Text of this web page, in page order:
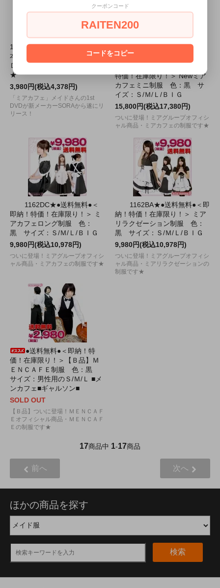
1266G▲●送料無料●【即納・
本店在庫限定】 今田なおＤＶ
Ｄ「ＢＡＢＹ」★サイン入り
★
3,980円(税込4,378円)
「ミアカフェ」メイドさんの1st
DVDが新メーカーSORAから遂にリ
リース！
特価！在庫限り！＞ Newミア
カフェミニ制服 色：黒 サ
イズ：Ｓ/Ｍ/Ｌ/ＢＩＧ
15,800円(税込17,380円)
ついに登場！ミアグループオフィシ
ャル商品・ミアカフェの制服です★
1162DC★●送料無料●＜
即納！特価！在庫限り！＞ ミ
アカフェロング制服 色：
黒 サイズ：Ｓ/Ｍ/Ｌ/ＢＩＧ
9,980円(税込10,978円)
ついに登場！ミアグループオフィシ
ャル商品・ミアカフェの制服です★
1162BA★●送料無料●＜即
納！特価！在庫限り！＞ ミア
リラクゼーション制服 色：
黒 サイズ：Ｓ/Ｍ/Ｌ/ＢＩＧ
9,980円(税込10,978円)
ついに登場！ミアグループオフィシ
ャル商品・ミアリラクゼーションの
制服です★
●送料無料●＜即納！特
価！在庫限り！＞【Ｂ品】Ｍ
ＥＮＣＡＦＥ制服 色：黒
サイズ：男性用のＳ/Ｍ/Ｌ ■メ
ンカフェ■ギャルソン■
SOLD OUT
【Ｂ品】ついに登場！ＭＥＮＣＡＦ
Ｅオフィシャル商品・ＭＥＮＣＡＦ
Ｅの制服です★
17商品中 1-17商品
前へ 次へ
ほかの商品を探す
検索
クーポンコード
RAITEN200
コードをコピー